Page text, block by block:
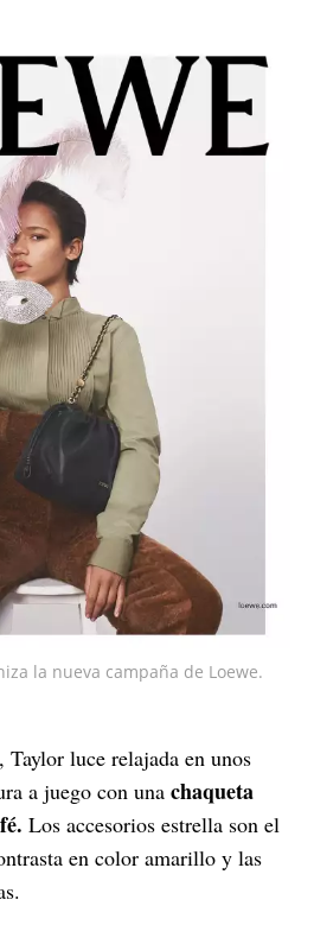
la nueva campaña de Loewe.
Taylor luce relajada en unos
a juego con una chaqueta
Los accesorios estrella son el
en color amarillo y las